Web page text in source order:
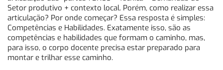
Setor produtivo + contexto local. Porém, como realizar essa
articulação? Por onde começar? Essa resposta é simples:
Competências e Habilidades. Exatamente isso, são as
competências e habilidades que formam o caminho, mas,
para isso, o corpo docente precisa estar preparado para
montar e trilhar esse caminho.